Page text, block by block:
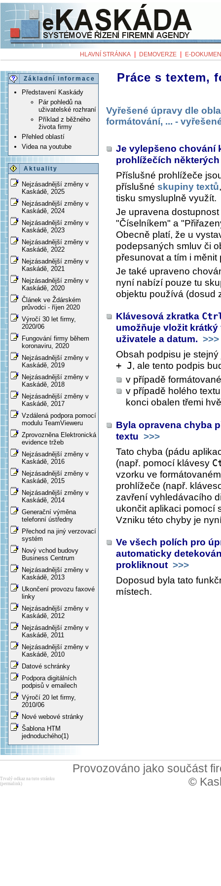
HLAVNÍ STRÁNKA DEMOVERZE E-
Základní informace
Představení Kaskády
Pár pohledů na
uživatelské rozhraní
Příklad z běžného
života firmy
Přehled oblastí
Videa na youtube
Aktuality
Nejzásadnější změny v
Kaskádě, 2025
Nejzásadnější změny v
Kaskádě, 2024
Nejzásadnější změny v
Kaskádě, 2023
Nejzásadnější změny v
Kaskádě, 2022
Nejzásadnější změny v
Kaskádě, 2021
Nejzásadnější změny v
Kaskádě, 2020
Článek ve Ždárském
průvodci - říjen 2020
Výročí 30 let firmy,
2020/06
Fungování firmy během
koronaviru, 2020
Nejzásadnější změny v
Kaskádě, 2019
Nejzásadnější změny v
Kaskádě, 2018
Nejzásadnější změny v
Kaskádě, 2017
Vzdálená podpora pomocí
modulu TeamVieweru
Zprovozněna Elektronická
evidence tržeb
Nejzásadnější změny v
Kaskádě, 2016
Nejzásadnější změny v
Kaskádě, 2015
Nejzásadnější změny v
Kaskádě, 2014
Generační výměna
telefonní ústředny
Přechod na jiný verzovací
systém
Nový vchod budovy
Business Centrum
Nejzásadnější změny v
Kaskádě, 2013
Ukončení provozu faxové
linky
Nejzásadnější změny v
Kaskádě, 2012
Nejzásadnější změny v
Kaskádě, 2011
Nejzásadnější změny v
Kaskádě, 2010
Datové schránky
Podpora digitálních
podpisů v emailech
Výročí 20 let firmy,
2010/06
Nové webové stránky
Šablona HTM
jednoduchého(1)
Práce s textem,
Vyřešené úpravy dle
formátování, ... -
Je vylepšeno chování
prohlížečích
Příslušné prohlížeče
příslušné skupiny textů
tisku smysluplně využít.
Je upravena
"Číselníkem" a
Obecně platí, že u
podepsaných smluv či
přesunovat a tím i
Je také upraveno
nyní nabízí pouze tu
objektu používá (dosud
Klávesová zkratka
umožňuje vložit
uživatele a datum. >>>
Obsah podpisu je
+ J, ale tento podpis
v případě
v případě holého
konci obalen třemi
Byla opravena chyba
textu >>>
Tato chyba (pádu
(např. pomocí klávesy
vzorku ve
prohlížeče (např.
zavření vyhledávacího
ukončit aplikaci pomocí
Vzniku této chyby je
Ve všech polích pro
automaticky
prokliknout >>>
Doposud byla tato
místech.
Provozováno jako součást
©
Trvalý odkaz na tuto stránku
(permalink)